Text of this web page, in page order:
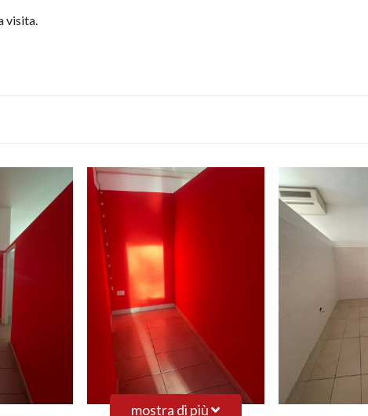
visita.
mostra di più